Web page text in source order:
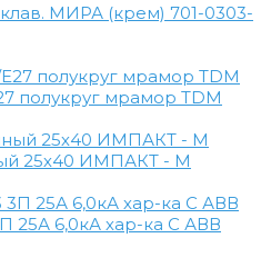
МИРА (крем) 701-0303-
полукруг мрамор TDM
25х40 ИМПАКТ - М
25А 6,0кА хар-ка С АВВ